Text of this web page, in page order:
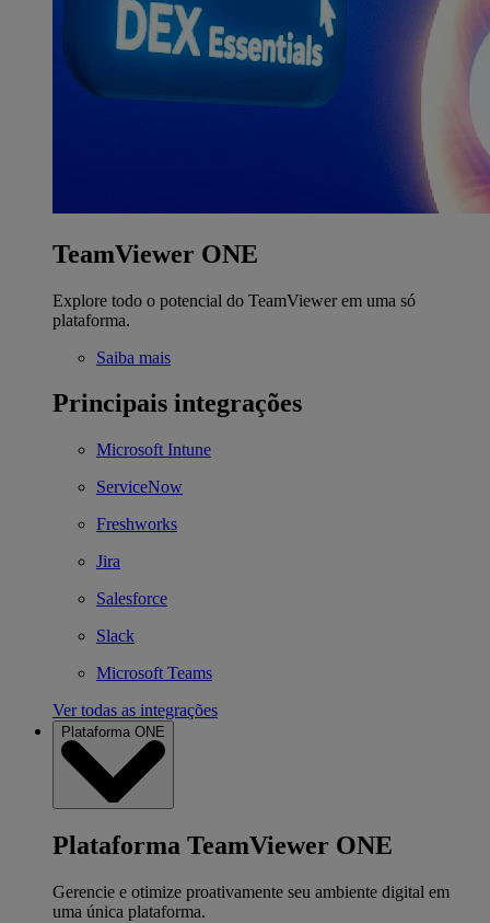
TeamViewer ONE
Explore todo o potencial do TeamViewer em uma só
plataforma.
Saiba mais
Principais integrações
Microsoft Intune
ServiceNow
Freshworks
Jira
Salesforce
Slack
Microsoft Teams
Ver todas as integrações
Plataforma ONE
Plataforma TeamViewer ONE
Gerencie e otimize proativamente seu ambiente digital em
uma única plataforma.